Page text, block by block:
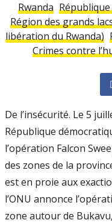
Rwanda
Région des grands
libération du Rwanda)
Crimes contre
De l’insécurité. Le 5
République
l’opération Falcon
des zones de la
est en proie aux
l’ONU annonce
zone autour de